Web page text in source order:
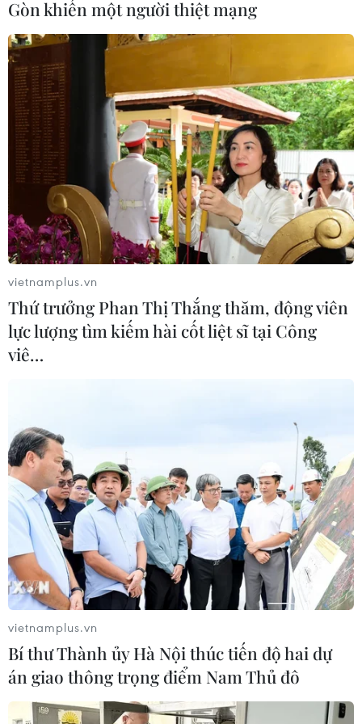
07/08/2026 07:28
Di dời hộ dân bị ảnh hưởng bụi, mùi
khét, tiếng ồn từ Trung tâm Điện lực
Vĩnh Tân
07/08/2026 07:10
Hà Nội quyết liệt xử lý các "điểm
nghẽn" úng ngập, môi trường đô thị
07/08/2026 06:51
Kiểm soát rác thải từ nguồn - Giải
pháp bảo vệ kênh rạch TP Hồ Chí
Minh trong mùa mưa
CƠ QUAN CHỦ QUẢN: THÔNG TẤN XÃ VIỆT NAM
Tổng Biên tập: TRẦN TIẾN DUẨN
Phó Tổng Biên tập: NGUYỄN THỊ TÁM, KHÚC THANH
THỦY
Sở hữu trí tuệ
Gòn khiến một người thiệt mạng
vietnamplus.vn
Thứ trưởng Phan Thị Thắng thăm, động viên
lực lượng tìm kiếm hài cốt liệt sĩ tại Công
viê…
vietnamplus.vn
Bí thư Thành ủy Hà Nội thúc tiến độ hai dự
án giao thông trọng điểm Nam Thủ đô